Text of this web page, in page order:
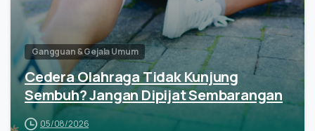
Gangguan & Gejala Umum
Cedera Olahraga Tidak Kunjung
Sembuh? Jangan Dipijat Sembarangan
05/08/2026